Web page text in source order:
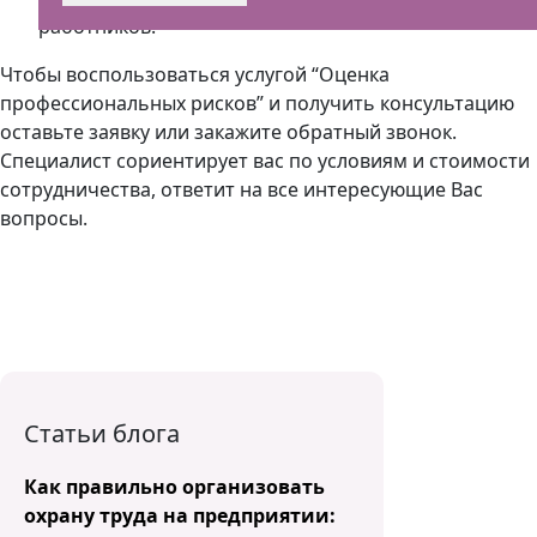
работников.
Чтобы воспользоваться услугой “Оценка
профессиональных рисков” и получить консультацию
оставьте заявку или закажите обратный звонок.
Специалист сориентирует вас по условиям и стоимости
сотрудничества, ответит на все интересующие Вас
вопросы.
Статьи блога
Как правильно организовать
охрану труда на предприятии: